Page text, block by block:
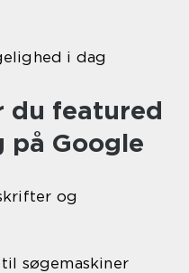
i dag
du featured
på Google
og
søgemaskiner